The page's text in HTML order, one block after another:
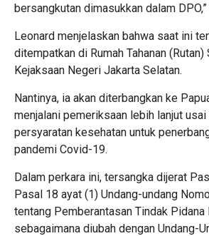
bersangkutan dimasukkan dalam
Leonard menjelaskan bahwa saat ini
ditempatkan di Rumah Tahanan (Rutan)
Kejaksaan Negeri Jakarta Selatan.
Nantinya, ia akan diterbangkan ke
menjalani pemeriksaan lebih lanjut
persyaratan kesehatan untuk
pandemi Covid-19.
Dalam perkara ini, tersangka dijerat
Pasal 18 ayat (1) Undang-undang
tentang Pemberantasan Tindak Pidana
sebagaimana diubah dengan Undang-